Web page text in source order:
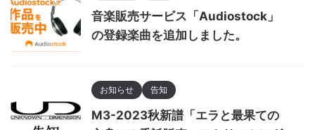
音楽販売サービス「Audiostock」
の登録楽曲を追加しました。
お知らせ 告知
M3-2023秋新譜「エラと最果ての